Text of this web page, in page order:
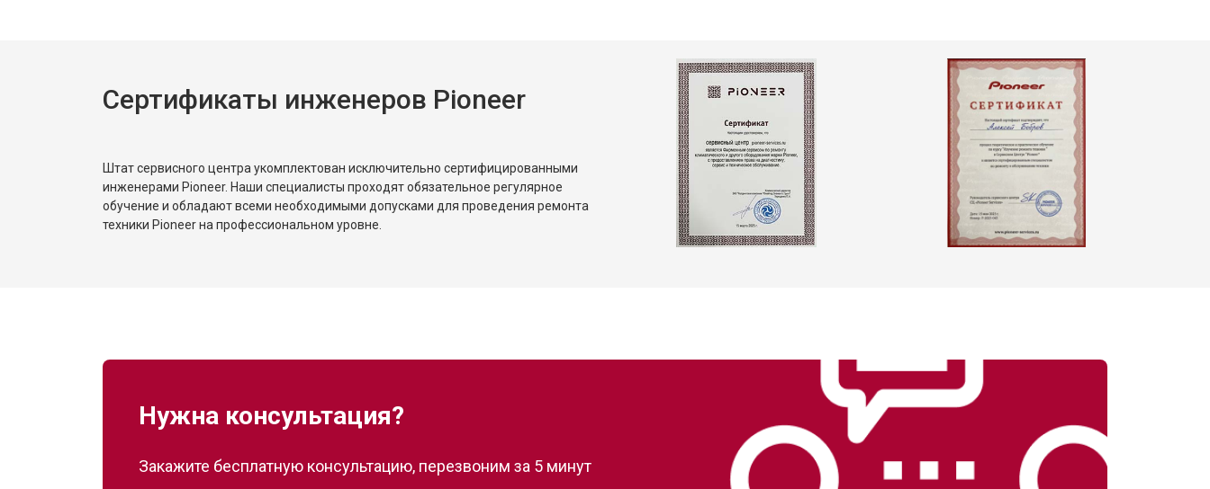
Сертификаты инженеров Pioneer
Штат сервисного центра укомплектован исключительно сертифицированными
инженерами Pioneer. Наши специалисты проходят обязательное регулярное
обучение и обладают всеми необходимыми допусками для проведения ремонта
техники Pioneer на профессиональном уровне.
Нужна консультация?
Закажите бесплатную консультацию, перезвоним за 5 минут